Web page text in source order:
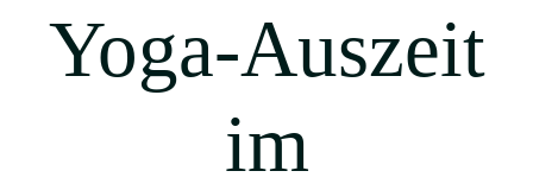
Yoga-Auszeit
im